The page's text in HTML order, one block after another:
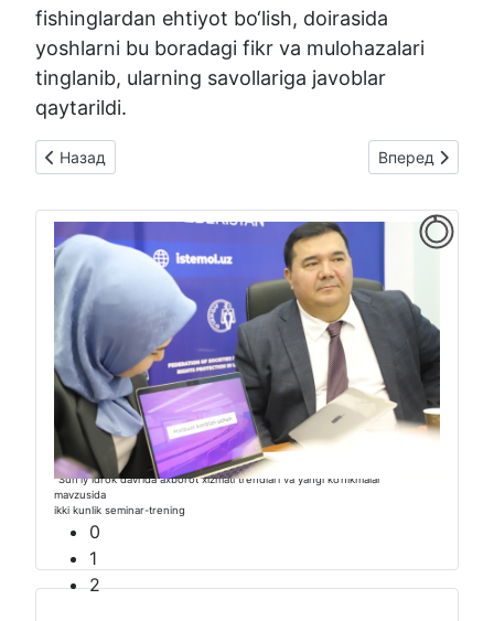
fishinglardan ehtiyot bo‘lish, doirasida
yoshlarni bu boradagi fikr va mulohazalari
tinglanib, ularning savollariga javoblar
qaytarildi.
Предыдущий: Nuqsonli tovar bo‘yicha murojaat: iste'molchi
Назад Следующий:
Вперед